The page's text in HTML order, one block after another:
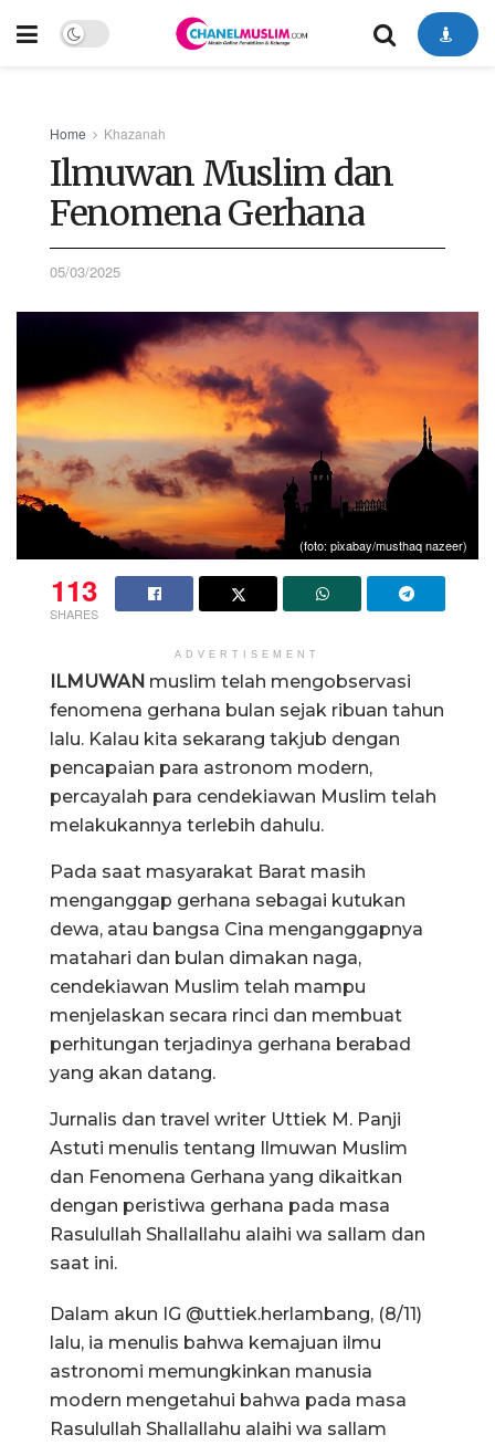
Home Khazanah
Ilmuwan Muslim dan
Fenomena Gerhana
05/03/2025
(foto: pixabay/musthaq nazeer)
113
SHARES
ADVERTISEMENT
ILMUWAN muslim telah mengobservasi
fenomena gerhana bulan sejak ribuan tahun
lalu. Kalau kita sekarang takjub dengan
pencapaian para astronom modern,
percayalah para cendekiawan Muslim telah
melakukannya terlebih dahulu.
Pada saat masyarakat Barat masih
menganggap gerhana sebagai kutukan
dewa, atau bangsa Cina menganggapnya
matahari dan bulan dimakan naga,
cendekiawan Muslim telah mampu
menjelaskan secara rinci dan membuat
perhitungan terjadinya gerhana berabad
yang akan datang.
Jurnalis dan travel writer Uttiek M. Panji
Astuti menulis tentang Ilmuwan Muslim
dan Fenomena Gerhana yang dikaitkan
dengan peristiwa gerhana pada masa
Rasulullah Shallallahu alaihi wa sallam dan
saat ini.
Dalam akun IG @uttiek.herlambang, (8/11)
lalu, ia menulis bahwa kemajuan ilmu
astronomi memungkinkan manusia
modern mengetahui bahwa pada masa
Rasulullah Shallallahu alaihi wa sallam